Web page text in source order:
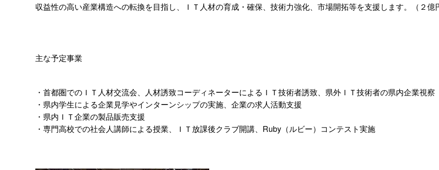
収益性の高い産業構造への転換を目指し、ＩＴ人材の育成・確保、技術力強化、市場開拓等を支援します。（２億
主な予定事業
・首都圏でのＩＴ人材交流会、人材誘致コーディネーターによるＩＴ技術者誘致、県外ＩＴ技術者の県内企業視察
・県内学生による企業見学やインターンシップの実施、企業の求人活動支援
・県内ＩＴ企業の製品販売支援
・専門高校での社会人講師による授業、ＩＴ放課後クラブ開講、Ruby（ルビー）コンテスト実施